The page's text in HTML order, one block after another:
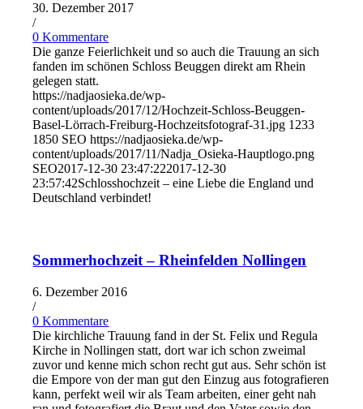
30. Dezember 2017
/
0 Kommentare
Die ganze Feierlichkeit und so auch die Trauung an sich
fanden im schönen Schloss Beuggen direkt am Rhein
gelegen statt.
https://nadjaosieka.de/wp-
content/uploads/2017/12/Hochzeit-Schloss-Beuggen-
Basel-Lörrach-Freiburg-Hochzeitsfotograf-31.jpg 1233
1850 SEO https://nadjaosieka.de/wp-
content/uploads/2017/11/Nadja_Osieka-Hauptlogo.png
SEO2017-12-30 23:47:222017-12-30
23:57:42Schlosshochzeit – eine Liebe die England und
Deutschland verbindet!
Sommerhochzeit – Rheinfelden Nollingen
6. Dezember 2016
/
0 Kommentare
Die kirchliche Trauung fand in der St. Felix und Regula
Kirche in Nollingen statt, dort war ich schon zweimal
zuvor und kenne mich schon recht gut aus. Sehr schön ist
die Empore von der man gut den Einzug aus fotografieren
kann, perfekt weil wir als Team arbeiten, einer geht nah